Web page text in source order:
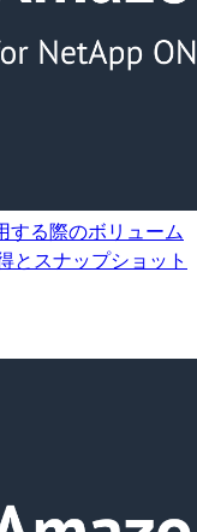
する際のボリューム
とスナップショット